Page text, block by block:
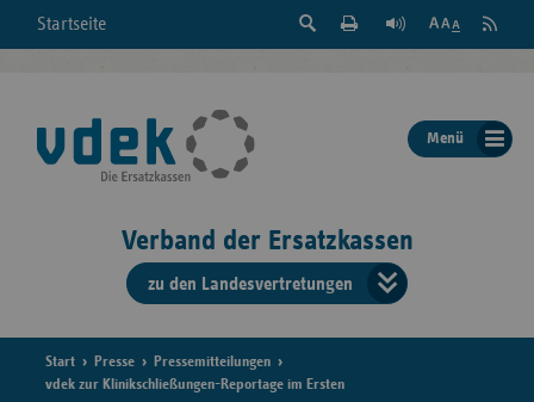
Startseite
Suche
der
Seite
Feed
Menü
Verband der Ersatzkassen
zu den Landesvertretungen
der
Start Presse
Pressemitteilungen
vdek zur Klinikschließungen-Reportage im Ersten